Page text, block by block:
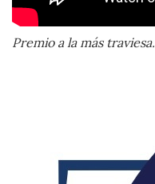
Premio a la más traviesa.